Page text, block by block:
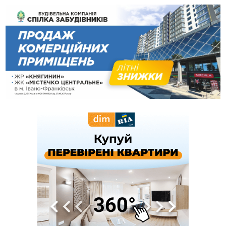
Лікування наркоманії Київ: чому важливо розпочати
терапію якомога раніше
12:00
Франківця, який у Косові викрав за магазину понад 640
тисяч гривень у валюті, засудили до 5 років
11:50
Податкова передасть в Міноборони для "Оберегу" дані про
чоловіків 18–60 років
11:20
Водійка, яку на Сухомлинського побив інший керманич,
відмовилася від обвинувачення — справу закрили
10:45
У Франківську, Коломиї, Долині та Яремче 6 серпня
Змушував надсилати інтимні фото: на Прикарпатті
затримали підозрюваного у розбещенні малолітньої
АМКУ розпочав справу проти Гвіздецької селищної ради
через різні ставки земельного податку
Синоптики попереджають про значний дощ на Прикарпатті
до кінця п'ятниці
Нафтогазову площу на межі Прикарпаття та Львівщини
повторно виставили на аукціон за 830 млн